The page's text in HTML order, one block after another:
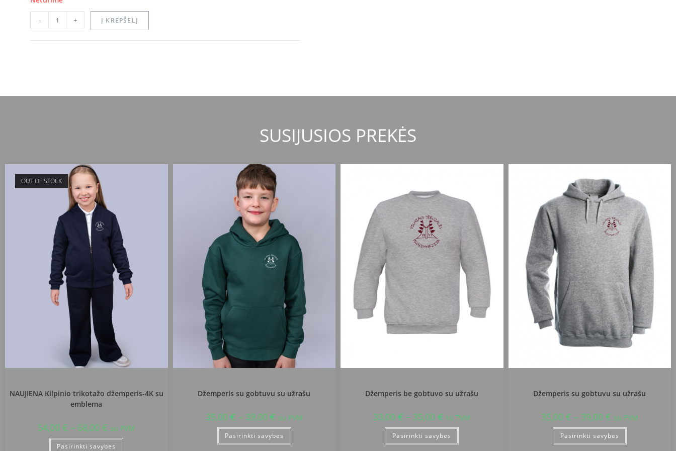
- + Į KREPŠELĮ
SUSIJUSIOS PREKĖS
OUT OF STOCK
NAUJIENA Kilpinio trikotažo džemperis-4K su
emblema
54,00€ – 68,00€ su PVM
Pasirinkti savybes
Džemperis su gobtuvu su užrašu
35,00 € – 39,00 € su PVM
Pasirinkti savybes
Džemperis be gobtuvo su užrašu
33,00€ – 35,00€ su PVM
Pasirinkti savybes
Džemperis su gobtuvu su užrašu
35,00 € – 39,00 € su PVM
Pasirinkti savybes